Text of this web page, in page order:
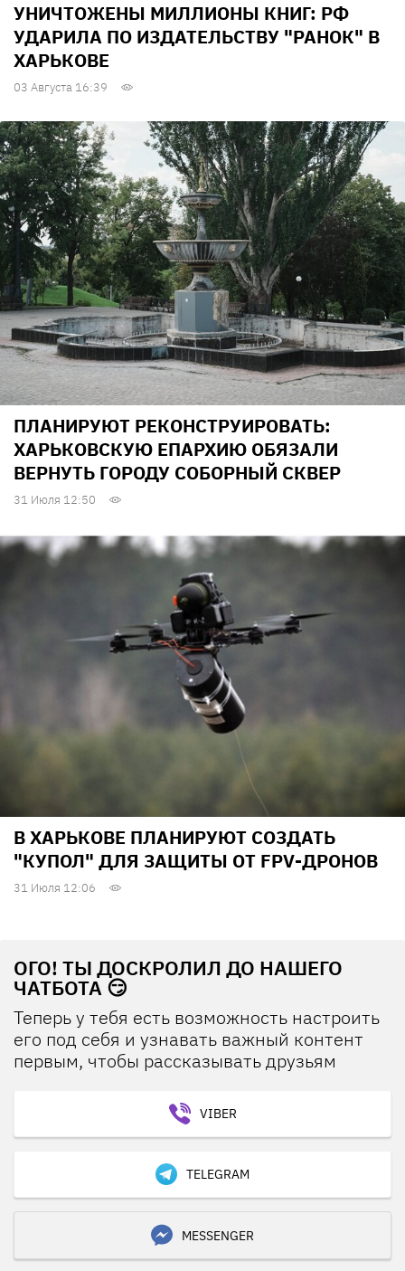
УНИЧТОЖЕНЫ МИЛЛИОНЫ КНИГ: РФ
УДАРИЛА ПО ИЗДАТЕЛЬСТВУ "РАНОК" В
ХАРЬКОВЕ
03 Августа 16:39
ПЛАНИРУЮТ РЕКОНСТРУИРОВАТЬ:
ХАРЬКОВСКУЮ ЕПАРХИЮ ОБЯЗАЛИ
ВЕРНУТЬ ГОРОДУ СОБОРНЫЙ СКВЕР
31 Июля 12:50
В ХАРЬКОВЕ ПЛАНИРУЮТ СОЗДАТЬ
"КУПОЛ" ДЛЯ ЗАЩИТЫ ОТ FPV-ДРОНОВ
31 Июля 12:06
ОГО! ТЫ ДОСКРОЛИЛ ДО НАШЕГО
ЧАТБОТА 😏
Теперь у тебя есть возможность настроить
его под себя и узнавать важный контент
первым, чтобы рассказывать друзьям
VIBER
TELEGRAM
MESSENGER